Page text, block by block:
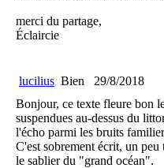
merci du partage,
Éclaircie
lucilius Bien
29/8/2018
Bonjour, ce texte fleure bon
suspendues au-dessus du
l'écho parmi les bruits
C'est sobrement écrit, un
le sablier du "grand océan".